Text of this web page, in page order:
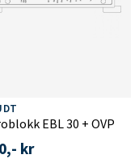
EBL 30 + OVP
kr